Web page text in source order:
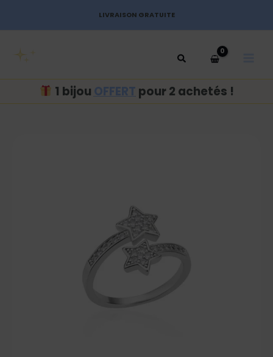
LIVRAISON GRATUITE
1 bijou OFFERT pour 2 achetés !